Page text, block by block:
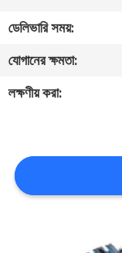
আমাদের
সাথে
যোগাযোগ
মামলা
ডেলিভারি সময়:
যোগানের ক্ষমতা:
লক্ষণীয় করা: